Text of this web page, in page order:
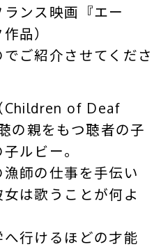
ンス映画『エー
品）
ご紹介させてくださ
Children of Deaf
の親をもつ聴者の子
ルビー。
師の仕事を手伝い
は歌うことが何よ
行けるほどの才能